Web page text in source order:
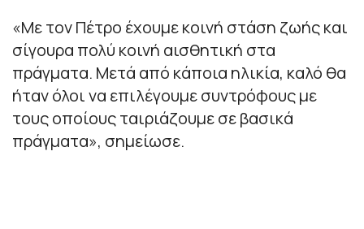
«Με τον Πέτρο έχουμε κοινή στάση ζωής και
σίγουρα πολύ κοινή αισθητική στα
πράγματα. Μετά από κάποια ηλικία, καλό θα
ήταν όλοι να επιλέγουμε συντρόφους με
τους οποίους ταιριάζουμε σε βασικά
πράγματα», σημείωσε.